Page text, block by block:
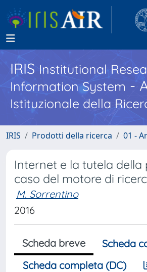
IRISInstitutional
Information System -
Istituzionale della
IRIS Prodotti della ricerca 01 -
Internet e la tutela della
caso del motore di
M. Sorrentino
2016
Scheda breve
Scheda
Scheda completa (DC)